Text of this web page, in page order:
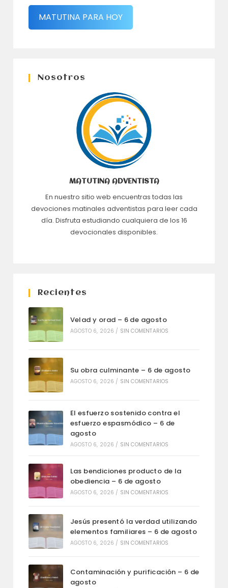
MATUTINA PARA HOY
Nosotros
MATUTINA ADVENTISTA
En nuestro sitio web encuentras todas las
devociones matinales adventistas para leer cada
día. Disfruta estudiando cualquiera de los 16
devocionales disponibles.
Recientes
Velad y orad – 6 de agosto
AGOSTO 6, 2026 / SIN COMENTARIOS
Su obra culminante – 6 de agosto
AGOSTO 6, 2026 / SIN COMENTARIOS
El esfuerzo sostenido contra el
esfuerzo espasmódico – 6 de
agosto
AGOSTO 6, 2026 / SIN COMENTARIOS
Las bendiciones producto de la
obediencia – 6 de agosto
AGOSTO 6, 2026 / SIN COMENTARIOS
Jesús presentó la verdad utilizando
elementos familiares – 6 de agosto
AGOSTO 6, 2026 / SIN COMENTARIOS
Contaminación y purificación – 6 de
agosto